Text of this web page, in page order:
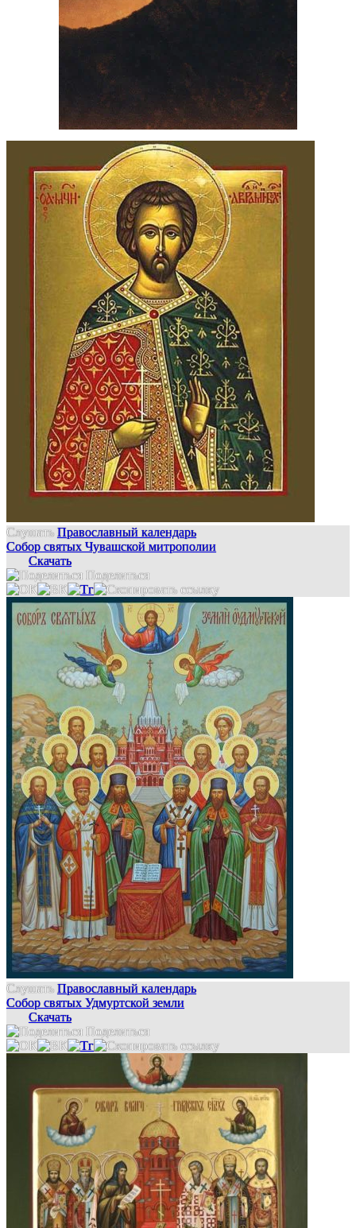
Слушать Православный календарь
Собор святых Чувашской митрополии
Скачать
Поделиться
Слушать Православный календарь
Собор святых Удмуртской земли
Скачать
Поделиться